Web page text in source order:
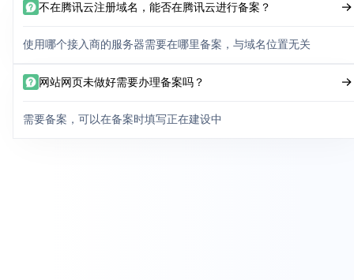
不在腾讯云注册域名，能否在腾讯云进行备案？
使用哪个接入商的服务器需要在哪里备案，与域名位置无关
网站网页未做好需要办理备案吗？
需要备案，可以在备案时填写正在建设中